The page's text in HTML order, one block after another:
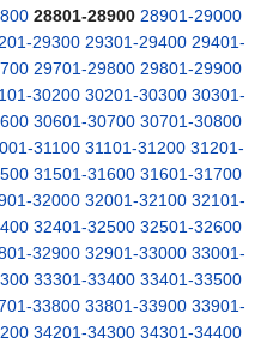
28801-28900 28901-29000
29300 29301-29400 29401-
29701-29800 29801-29900
30200 30201-30300 30301-
30601-30700 30701-30800
31100 31101-31200 31201-
31501-31600 31601-31700
32000 32001-32100 32101-
32401-32500 32501-32600
32900 32901-33000 33001-
33301-33400 33401-33500
33800 33801-33900 33901-
34201-34300 34301-34400